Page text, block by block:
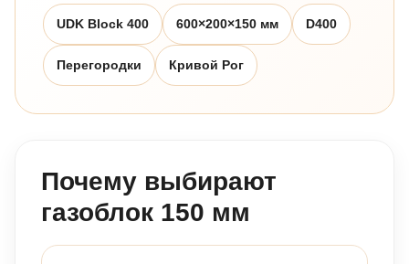
UDK Block 400 600×200×150 мм D400
Перегородки Кривой Рог
Почему выбирают
газоблок 150 мм